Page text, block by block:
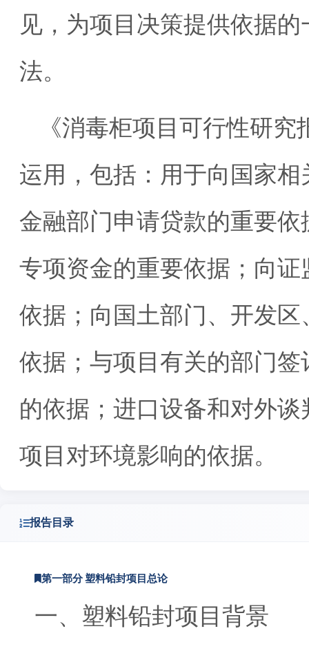
见，为项目决策提供依据
法。
《消毒柜项目可行性研
运用，包括：用于向国家
金融部门申请贷款的重要
专项资金的重要依据；向
依据；向国土部门、开发
依据；与项目有关的部门
的依据；进口设备和对外
项目对环境影响的依据。
报告目录
第一部分 塑料铅封项目总论
一、塑料铅封项目背景